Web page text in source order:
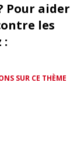
Pour aider
les
:
SUR CE THÈME